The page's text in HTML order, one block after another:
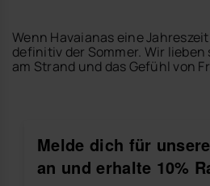
Wenn Havaianas eine
definitiv der Sommer. Wir lieben
am Strand und das Gefühl von
Entdecke Bikinis für
Sommerausflüge mit Designs,
Melde dich für
an und erhalte 10%